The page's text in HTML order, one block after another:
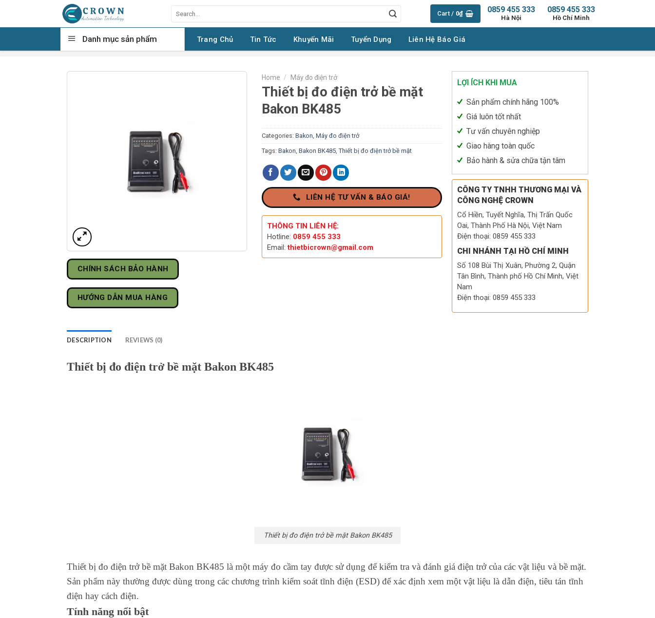
content
for:
Cart / 0₫ 0859 455 333
Hồ Chí Minh
0859 455 333
Hà Nội
Danh mục sản phẩm Trang Chủ Tin Tức Khuyến Mãi Tuyển Dụng Liên Hệ Báo Giá
CHÍNH SÁCH BẢO HÀNH
HƯỚNG DẪN MUA HÀNG
Home / Máy đo điện trở
Thiết bị đo điện trở bề mặt
Bakon BK485
Categories:Bakon ,Máy đo điện trở
Tags:Bakon ,Bakon BK485 ,Thiết bị đo điện trở bề mặt
LIÊN HỆ TƯ VẤN & BÁO GIÁ!
THÔNG TIN LIÊN HỆ:
Hotline: 0859 455 333
Email:thietbicrown@gmail.com
LỢI ÍCH KHI MUA
Sản phẩm chính hãng 100%
Giá luôn tốt nhất
Tư vấn chuyên nghiệp
Giao hàng toàn quốc
Bảo hành & sửa chữa tận tâm
CÔNG TY TNHH THƯƠNG MẠI VÀ
CÔNG NGHỆ CROWN
Cổ Hiền, Tuyết Nghĩa, Thị Trấn Quốc
Oai, Thành Phố Hà Nội, Việt Nam
Điện thoại: 0859 455 333
CHI NHÁNH TẠI HỒ CHÍ MINH
Số 108 Bùi Thị Xuân, Phường 2, Quận
Tân Bình, Thành phố Hồ Chí Minh, Việt
Nam
Điện thoại: 0859 455 333
DESCRIPTION REVIEWS (0)
Thiết bị đo điện trở bề mặt Bakon BK485
Thiết bị đo điện trở bề mặt Bakon BK485
Thiết bị đo điện trở bề mặt Bakon BK485 là một máy đo cầm tay được sử dụng để kiểm tra và đánh giá điện trở của các vật liệu và bề mặt.
Sản phẩm này thường được dùng trong các chương trình kiểm soát tĩnh điện (ESD) để xác định xem một vật liệu là dẫn điện, tiêu tán tĩnh
điện hay cách điện.
Tính năng nổi bật